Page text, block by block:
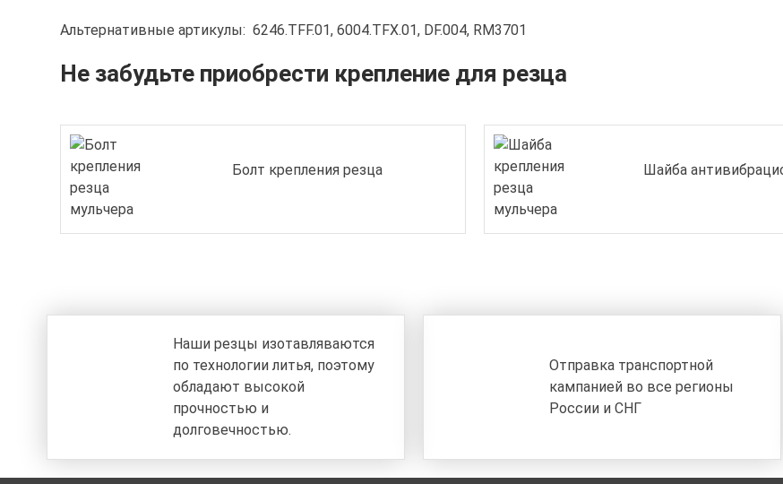
Альтернативные артикулы: 6246.TFF.01, 6004.TFX.01, DF.004, RM3701
Не забудьте приобрести крепление для резца
Болт крепления резца Шайба
Наши резцы изотавляваются
по технологии литья, поэтому
обладают высокой
прочностью и
долговечностью.
Отправка транспортной
кампанией во все регионы
России и СНГ